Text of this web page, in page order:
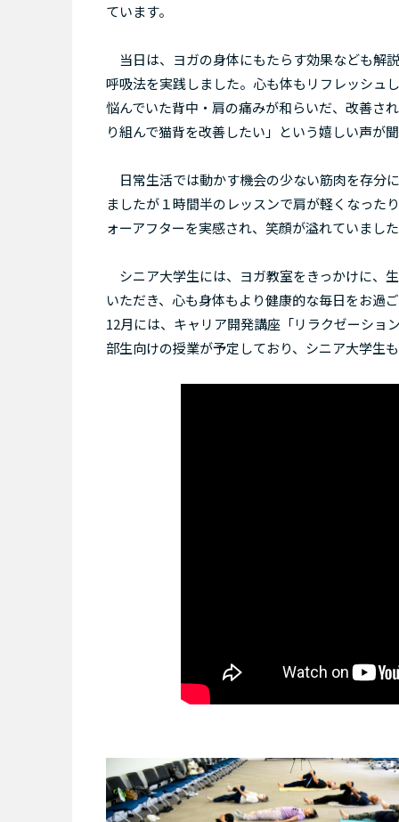
ています。
当日は、ヨガの身体にもたらす効果なども解
呼吸法を実践しました。心も体もリフレッシュ
悩んでいた背中・肩の痛みが和らいだ、改善さ
り組んで猫背を改善したい」という嬉しい声が聞
日常生活では動かす機会の少ない筋肉を存分
ましたが１時間半のレッスンで肩が軽くなった
ォーアフターを実感され、笑顔が溢れていました
シニア大学生には、ヨガ教室をきっかけに、
いただき、心も身体もより健康的な毎日をお過
12月には、キャリア開発講座「リラクゼーショ
部生向けの授業が予定しており、シニア大学生